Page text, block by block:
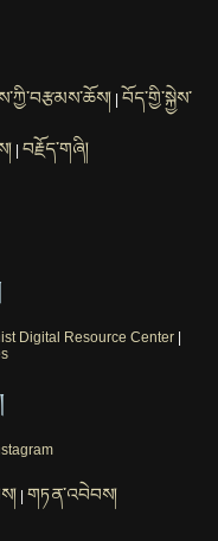
| བོད་གྱི་སྐྱེས་
| བརྗོད་གཞི།
Digital Resource Center|
| གཏན་འབེབས།